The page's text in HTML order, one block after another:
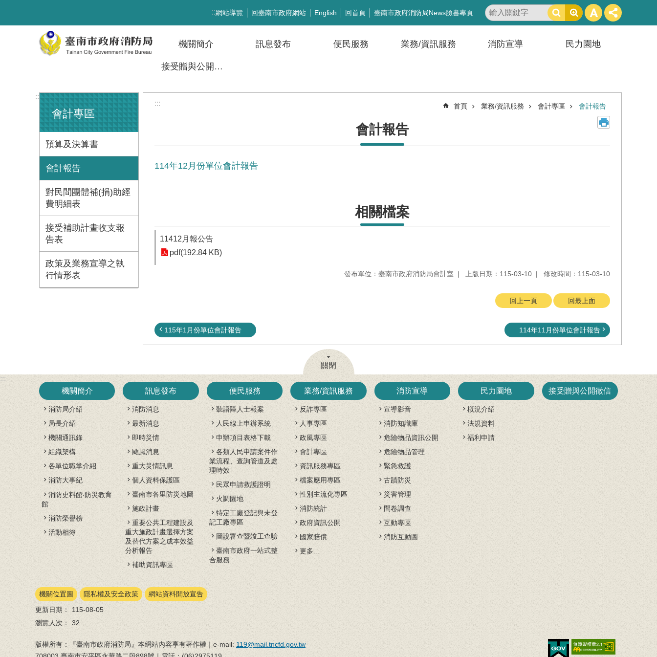
:::網站導覽 回臺南市政府網站 English 回首頁 臺南市政府消防局News臉書專頁
搜
尋
機關簡介 訊息發布 便民服務 業務/資訊服務 消防宣導 民力園地
接受贈與公開徵信
:::
會計專區
預算及決算書
會計報告
對民間團體補(捐)助經
費明細表
接受補助計畫收支報
告表
政策及業務宣導之執
行情形表
::: 首頁 業務/資訊服務 會計專區 會計報告
會計報告
114年12月份單位會計報告
相關檔案
11412月報公告
pdf(192.84 KB)
發布單位：臺南市政府消防局會計室 上版日期：115-03-10 修改時間：115-03-10
回上一頁 回最上面
115年1月份單位會計報告 114年11月份單位會計報告
關閉
:::
機關簡介
消防局介紹
局長介紹
機關通訊錄
組織架構
各單位職掌介紹
消防大事紀
消防史料館‧防災教育
館
消防榮譽榜
活動相簿
訊息發布
消防消息
最新消息
即時災情
颱風消息
重大災情訊息
個人資料保護區
臺南市各里防災地圖
施政計畫
重要公共工程建設及
重大施政計畫選擇方案
及替代方案之成本效益
分析報告
補助資訊專區
便民服務
聽語障人士報案
人民線上申辦系統
申辦項目表格下載
各類人民申請案件作
業流程、查詢管道及處
理時效
民眾申請救護證明
火調園地
特定工廠登記與未登
記工廠專區
圖說審查暨竣工查驗
臺南市政府一站式整
合服務
業務/資訊服務
反詐專區
人事專區
政風專區
會計專區
資訊服務專區
檔案應用專區
性別主流化專區
消防統計
政府資訊公開
國家賠償
更多...
消防宣導
宣導影音
消防知識庫
危險物品資訊公開
危險物品管理
緊急救護
古蹟防災
災害管理
問卷調查
互動專區
消防互動圖
民力園地
概況介紹
法規資料
福利申請
接受贈與公開徵信
機關位置圖 隱私權及安全政策
網站資料開放宣告
更新日期： 115-08-05
瀏覽人次： 32
版權所有：『臺南市政府消防局』本網站內容享有著作權｜e-mail: 119@mail.tncfd.gov.tw